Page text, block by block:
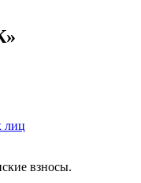
лиц
взносы.